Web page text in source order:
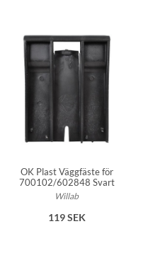
OK Plast Väggfäste för
700102/602848 Svart
Willab
119 SEK